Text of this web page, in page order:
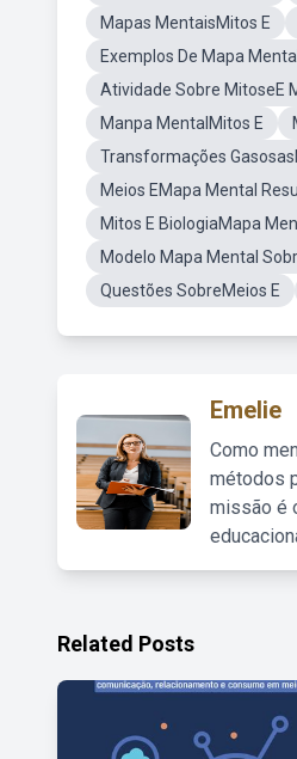
Mapas MentaisMitos E
Exemplos De Mapa
Atividade Sobre MitoseE
Manpa MentalMitos E
Transformações
Meios EMapa Mental
Mitos E BiologiaMapa
Modelo Mapa Mental
Questões SobreMeios E
Emelie
Como
métodos
missão é
Related Posts